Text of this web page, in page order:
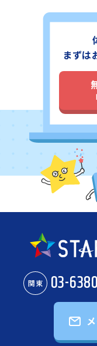
ル・フォームにて
真がございますの
ぜひご覧ください
ラミングスクール
まずは
関東 03-